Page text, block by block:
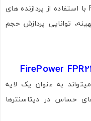
: فایروال FPR2140-NGFW-K9 با استفاده از پردازنده‌ های
توانایی پردازش حجم
به عنوان یک لایه
حساس در دیتاسنترها